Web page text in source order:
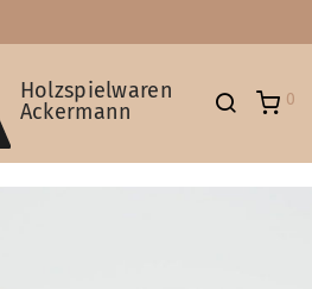
Holzspielwaren
Ackermann
0